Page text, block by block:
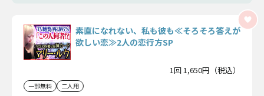
素直になれない、私も彼も≪そろそろ答えが
欲しい恋≫2人の恋行方SP
1回 1,650円（税込）
一部無料 二人用